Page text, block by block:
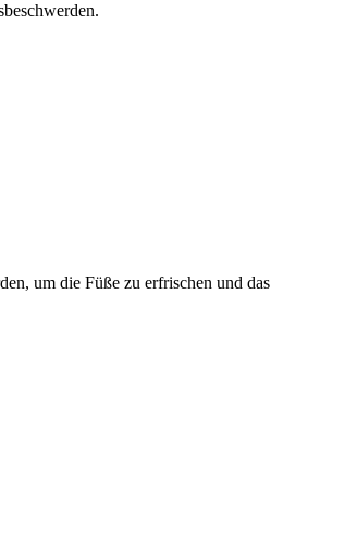
um die Füße zu erfrischen und das